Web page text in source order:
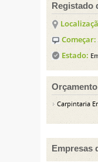
Registado
Começar:
Estado:
Carpintaria
Empresas